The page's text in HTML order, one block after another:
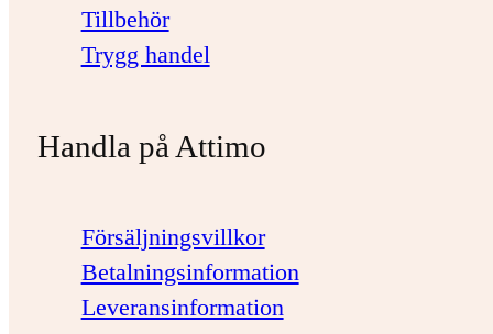
Tillbehör
Trygg handel
Handla på Attimo
Försäljningsvillkor
Betalningsinformation
Leveransinformation